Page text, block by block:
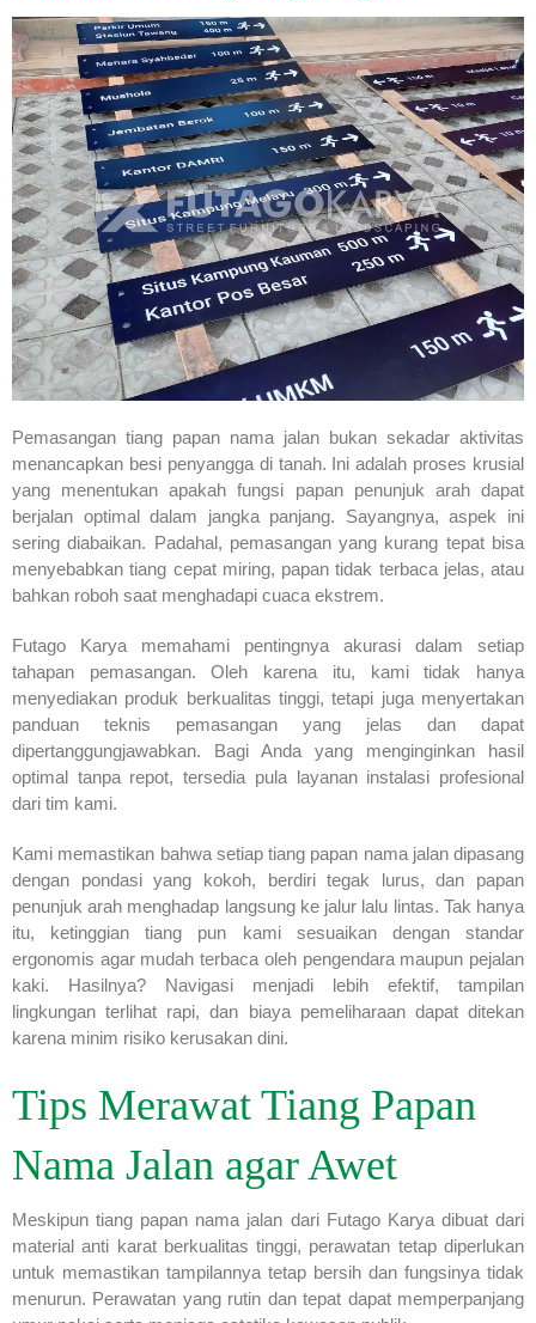
Pemasangan tiang papan nama jalan bukan sekadar aktivitas
menancapkan besi penyangga di tanah. Ini adalah proses krusial
yang menentukan apakah fungsi papan penunjuk arah dapat
berjalan optimal dalam jangka panjang. Sayangnya, aspek ini
sering diabaikan. Padahal, pemasangan yang kurang tepat bisa
menyebabkan tiang cepat miring, papan tidak terbaca jelas, atau
bahkan roboh saat menghadapi cuaca ekstrem.
Futago Karya memahami pentingnya akurasi dalam setiap
tahapan pemasangan. Oleh karena itu, kami tidak hanya
menyediakan produk berkualitas tinggi, tetapi juga menyertakan
panduan teknis pemasangan yang jelas dan dapat
dipertanggungjawabkan. Bagi Anda yang menginginkan hasil
optimal tanpa repot, tersedia pula layanan instalasi profesional
dari tim kami.
Kami memastikan bahwa setiap tiang papan nama jalan dipasang
dengan pondasi yang kokoh, berdiri tegak lurus, dan papan
penunjuk arah menghadap langsung ke jalur lalu lintas. Tak hanya
itu, ketinggian tiang pun kami sesuaikan dengan standar
ergonomis agar mudah terbaca oleh pengendara maupun pejalan
kaki. Hasilnya? Navigasi menjadi lebih efektif, tampilan
lingkungan terlihat rapi, dan biaya pemeliharaan dapat ditekan
karena minim risiko kerusakan dini.
Tips Merawat Tiang Papan
Nama Jalan agar Awet
Meskipun tiang papan nama jalan dari Futago Karya dibuat dari
material anti karat berkualitas tinggi, perawatan tetap diperlukan
untuk memastikan tampilannya tetap bersih dan fungsinya tidak
menurun. Perawatan yang rutin dan tepat dapat memperpanjang